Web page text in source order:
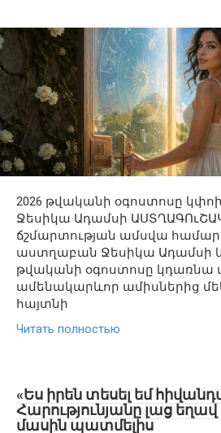
2026 թվականի օգոստոսը
Ջեսիկա Ադամսի
ճշմարտության ամսվա
աստղաբան Ջեսիկա Ադամսի
թվականի օգոստոսը
ամենակարևոր ամիսներից
հայտնի
Читать полностью
«Ես իրեն տեսել եմ
Հարությունյանը լաց
մասին պատմելիս